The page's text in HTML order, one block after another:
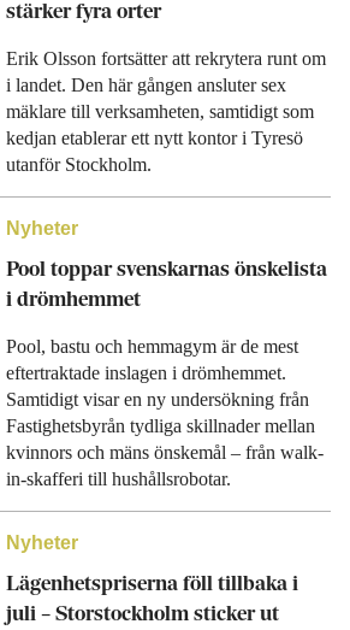
stärker fyra orter
Erik Olsson fortsätter att rekrytera runt om
i landet. Den här gången ansluter sex
mäklare till verksamheten, samtidigt som
kedjan etablerar ett nytt kontor i Tyresö
utanför Stockholm.
Nyheter
Pool toppar svenskarnas önskelista
i drömhemmet
Pool, bastu och hemmagym är de mest
eftertraktade inslagen i drömhemmet.
Samtidigt visar en ny undersökning från
Fastighetsbyrån tydliga skillnader mellan
kvinnors och mäns önskemål – från walk-
in-skafferi till hushållsrobotar.
Nyheter
Lägenhetspriserna föll tillbaka i
juli – Storstockholm sticker ut